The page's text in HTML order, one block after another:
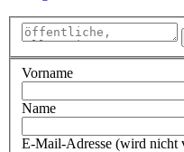
Vorname
Name
E-Mail-Adresse (wird nicht